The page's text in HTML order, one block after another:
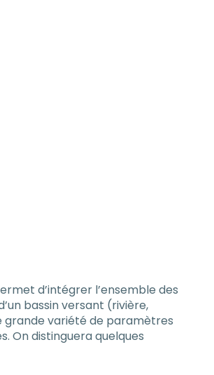
d’intégrer l’ensemble des
bassin versant (rivière,
grande variété de paramètres
On distinguera quelques